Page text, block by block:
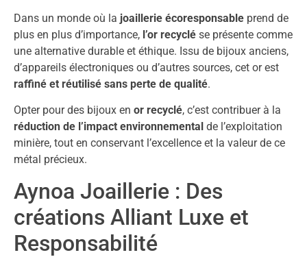
Dans un monde où la joaillerie écoresponsable prend de
plus en plus d’importance, l’or recyclé se présente comme
une alternative durable et éthique. Issu de bijoux anciens,
d’appareils électroniques ou d’autres sources, cet or est
raffiné et réutilisé sans perte de qualité.
Opter pour des bijoux en or recyclé, c’est contribuer à la
réduction de l’impact environnemental de l’exploitation
minière, tout en conservant l’excellence et la valeur de ce
métal précieux.
Aynoa Joaillerie : Des
créations Alliant Luxe et
Responsabilité